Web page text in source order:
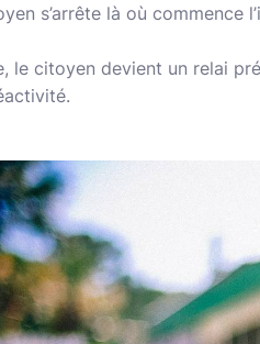
s’arrête là où commence
le citoyen devient un relai